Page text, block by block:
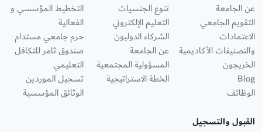
عن الجامعة
التقويم الجامعي
الاعتمادات
والتصنيفات الأكاديمية
الخريجون
Blog
الوظائف
تنوع الجنسيات
التعليم الإلكتروني
الشركاء الدوليون
عن الجامعة
المسؤولية المجتمعية
الخطة الاستراتيجية
التخطيط المؤسسي و
الفعالية
حرم جامعي مستدام
صندوق ثامر للتكافل
التعليمي
تسجيل الموردين
الوثائق المؤسسية
القبول والتسجيل